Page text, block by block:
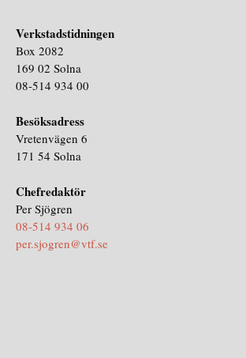
Verkstadstidningen
Box 2082
169 02 Solna
08-514 934 00
Besöksadress
Vretenvägen 6
171 54 Solna
Chefredaktör
Per Sjögren
08-514 934 06
per.sjogren@vtf.se